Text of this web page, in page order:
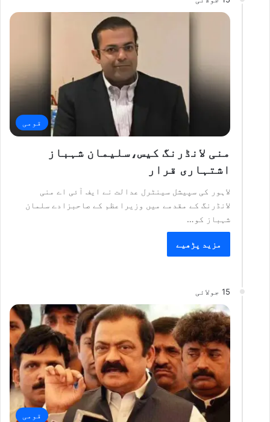
قومی
منی لانڈرنگ کیس،سلیمان شہباز
اشتہاری قرار
لاہور کی سپیشل سینٹرل عدالت نے ایف آئی اے منی
لانڈرنگ کے مقدمے میں وزیراعظم کے صاحبزادے سلمان
شہباز کو…
مزید پڑھیے
15 جولائی
قومی